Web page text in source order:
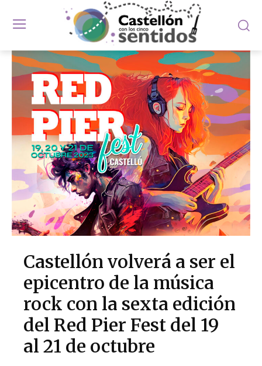
Castellón volverá a ser el
epicentro de la música
rock con la sexta edición
del Red Pier Fest del 19
al 21 de octubre